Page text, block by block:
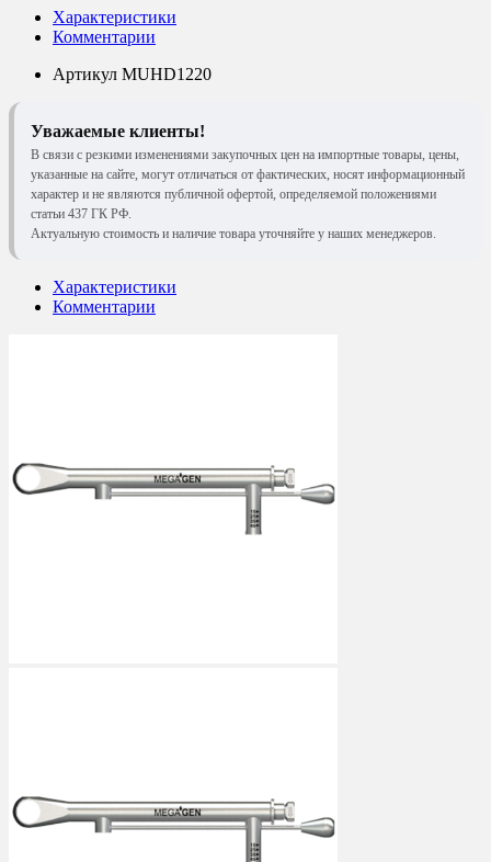
Характеристики
Комментарии
Артикул MUHD1220
Уважаемые клиенты!
В связи с резкими изменениями закупочных цен на импортные товары, цены,
указанные на сайте, могут отличаться от фактических, носят информационный
характер и не являются публичной офертой, определяемой положениями
статьи 437 ГК РФ.
Актуальную стоимость и наличие товара уточняйте у наших менеджеров.
Характеристики
Комментарии